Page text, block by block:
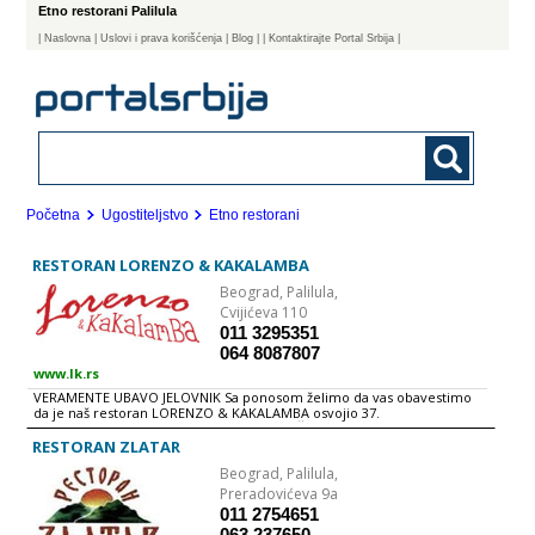
Etno restorani Palilula
Naslovna | Uslovi i prava korišćenja Blog | Kontaktirajte Portal Srbija |
Početna Ugostiteljstvo Etno restorani
RESTORAN LORENZO & KAKALAMBA
Beograd, Palilula,
Cvijićeva 110
011 3295351
064 8087807
www.lk.rs
VERAMENTE UBAVO JELOVNIK Sa ponosom želimo da vas obavestimo
da je naš restoran LORENZO & KAKALAMBA osvojio 37.
INTERNACIONALNU NAGRADU ZA TURISTIČKU, HOTELSKU & KETERING
INDUSTIJU (New Millenium Award) za 2012.godinu. Prestižnu nagradu, u
je predsednik Trade Leaders Club g.din. Arsenio Pardo Rodriguez, 19.
Januara 2012. u Madridu, Španija. Ceremoniji su prisustvovali zvaničnici
Španije iz domena turističke industrije, ambasadori i članovi
Diplomatskog kora, turistička i hotelska elita, štampani i TV mediji.
RESTORAN ZLATAR
Beograd, Palilula,
Preradovićeva 9a
011 2754651